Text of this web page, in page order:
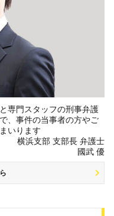
専門スタッフの刑事弁護
、事件の当事者の方やご
いります
横浜支部 支部長 弁護士
國武 優